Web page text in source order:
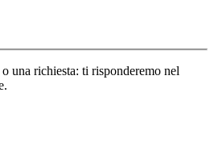
una richiesta: ti risponderemo nel